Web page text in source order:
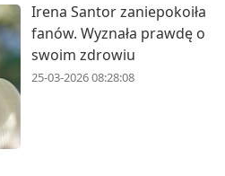
Irena Santor zaniepokoiła
fanów. Wyznała prawdę o
swoim zdrowiu
25-03-2026 08:28:08